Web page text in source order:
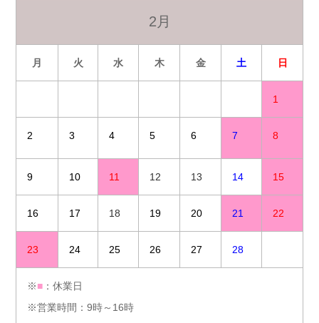
2月
月 火 水 木 金 土 日
1
2 3 4 5 6 7 8
9 10 11 12 13 14 15
16 17 18 19 20 21 22
23 24 25 26 27 28
※■ ：休業日
※営業時間：9時～16時